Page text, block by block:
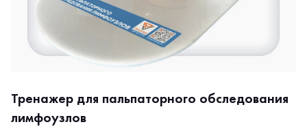
Тренажер для пальпаторного обследования
лимфоузлов